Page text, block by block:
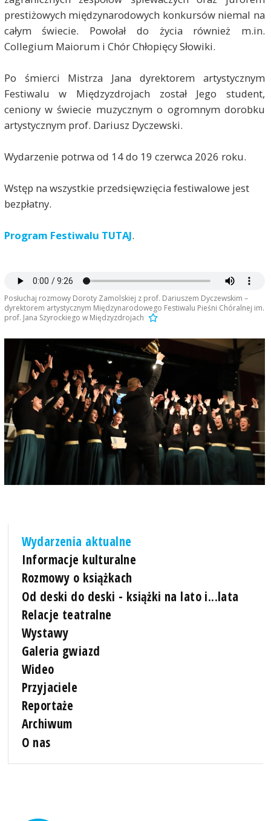
prestiżowych międzynarodowych konkursów niemal na
całym świecie. Powołał do życia również m.in.
Collegium Maiorum i Chór Chłopięcy Słowiki.
Po śmierci Mistrza Jana dyrektorem artystycznym
Festiwalu w Międzyzdrojach został Jego student,
ceniony w świecie muzycznym o ogromnym dorobku
artystycznym prof. Dariusz Dyczewski.
Wydarzenie potrwa od 14 do 19 czerwca 2026 roku.
Wstęp na wszystkie przedsięwzięcia festiwalowe jest
bezpłatny.
Program Festiwalu TUTAJ.
Posłuchaj rozmowy Doroty Zamolskiej z prof. Dariuszem Dyczewskim –
dyrektorem artystycznym Międzynarodowego Festiwalu Pieśni Chóralnej im.
prof. Jana Szyrockiego w Międzyzdrojach
Wydarzenia aktualne
Informacje kulturalne
Rozmowy o książkach
Od deski do deski - książki na lato i...lata
Relacje teatralne
Wystawy
Galeria gwiazd
Wideo
Przyjaciele
Reportaże
Archiwum
O nas